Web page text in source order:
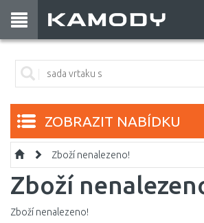
ZOBRAZIT NABÍDKU
Zboží nenalezeno!
Zboží
Zboží nenalezeno!